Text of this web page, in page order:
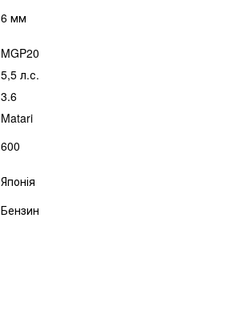
6 мм
MGP20
5,5 л.с.
3.6
Matari
600
Японія
Бензин